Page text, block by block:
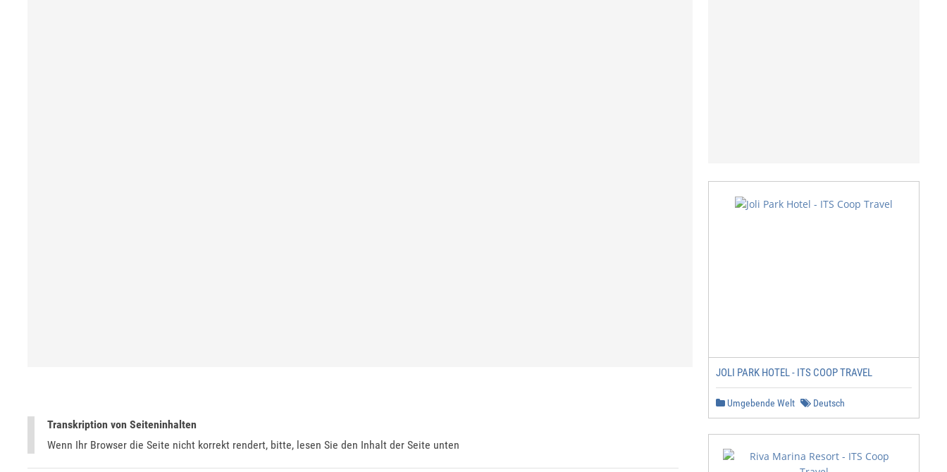
Transkription von Seiteninhalten
Wenn Ihr Browser die Seite nicht korrekt rendert, bitte, lesen Sie den Inhalt der Seite unten
JOLI PARK HOTEL - ITS COOP TRAVEL
Umgebende Welt Deutsch